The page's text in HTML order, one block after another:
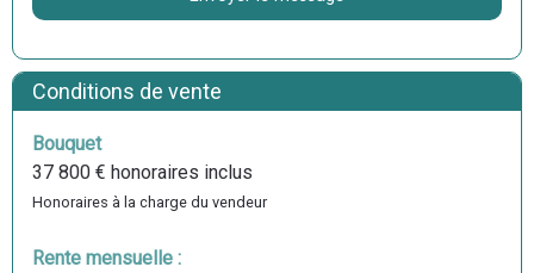
Conditions de vente
Bouquet
37 800 € honoraires inclus
Honoraires à la charge du vendeur
Rente mensuelle :